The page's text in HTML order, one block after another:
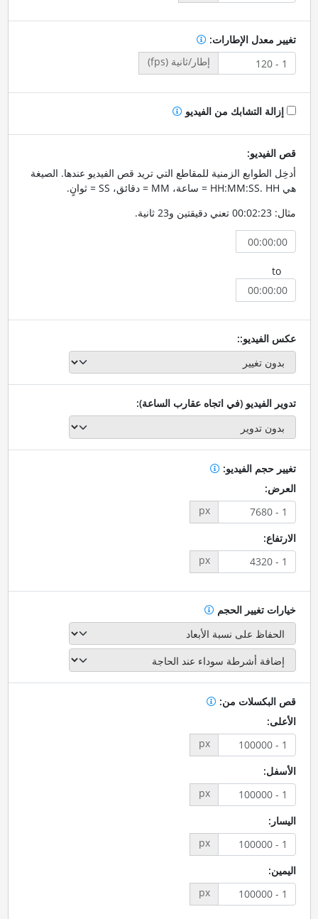
تغيير معدل الإطارات:
إطار/ثانية (fps)
إزالة التشابك من الفيديو
قص الفيديو:
أدخِل الطوابع الزمنية للمقاطع التي تريد قص الفيديو عندها. الصيغة
هي HH:MM:SS. HH = ساعة، MM = دقائق، SS = ثوانٍ.
مثال: 00:02:23 تعني دقيقتين و23 ثانية.
to
عكس الفيديو::
تدوير الفيديو (في اتجاه عقارب الساعة):
تغيير حجم الفيديو:
العرض:
px
الارتفاع:
px
خيارات تغيير الحجم
قص البكسلات من:
الأعلى:
px
الأسفل:
px
اليسار:
px
اليمين:
px